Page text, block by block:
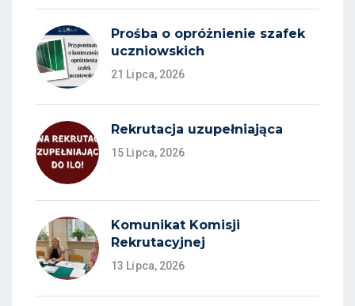
Prośba o opróżnienie szafek
uczniowskich
21 Lipca, 2026
Rekrutacja uzupełniająca
15 Lipca, 2026
Komunikat Komisji
Rekrutacyjnej
13 Lipca, 2026